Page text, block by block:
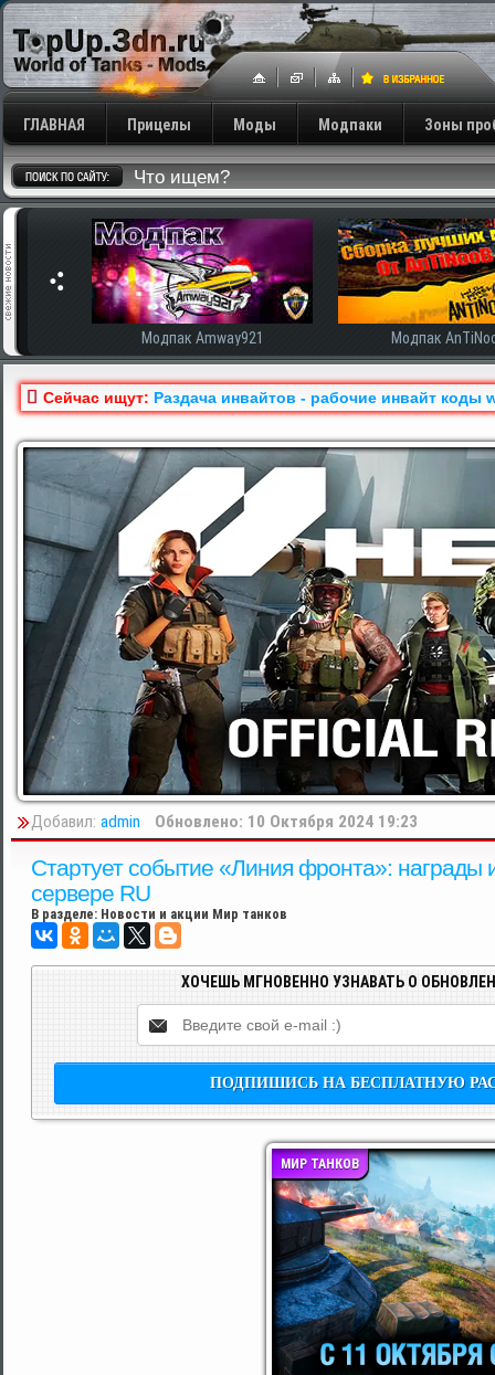
ГЛАВНАЯ Прицелы Моды Модпаки Зоны
Модпак Amway921 Модпак
Сейчас ищут: Раздача инвайтов - рабочие инвайт коды
Добавил: admin Обновлено: 10 Октября 2024 19:23
Стартует событие «Линия фронта»: награды
сервере RU
В разделе: Новости и акции Мир танков
ХОЧЕШЬ МГНОВЕННО УЗНАВАТЬ О
МИР ТАНКОВ